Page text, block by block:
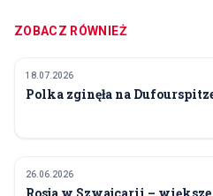
ZOBACZ RÓWNIEŻ
ŚWIAT I RELACJE MIĘDZYNARODOWE
18.07.2026
Polka zginęła na
ŚWIAT I RELACJE MIĘDZYNARODOWE
26.06.2026